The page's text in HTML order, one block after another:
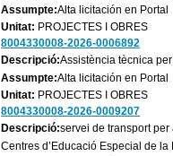
Assumpte:Alta licitación en Portal
Unitat: PROJECTES I OBRES
8004330008-2026-0006892
Descripció:Assistència tècnica
Assumpte:Alta licitación en Portal
Unitat: PROJECTES I OBRES
8004330008-2026-0009207
Descripció:servei de transport
Centres d’Educació Especial de